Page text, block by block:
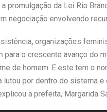
promulgação da Lei Rio
negociação envolvendo
organizações
para o crescente avanço do
de homem. E este tem o
lutou por dentro do sistema
a prefeita, Margarida